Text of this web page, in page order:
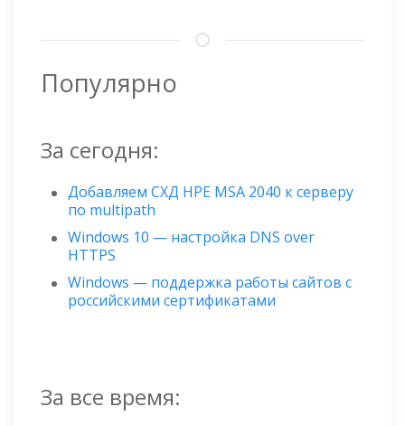
Популярно
За сегодня:
Добавляем СХД HPE MSA 2040 к серверу
по multipath
Windows 10 — настройка DNS over
HTTPS
Windows — поддержка работы сайтов с
российскими сертификатами
За все время: